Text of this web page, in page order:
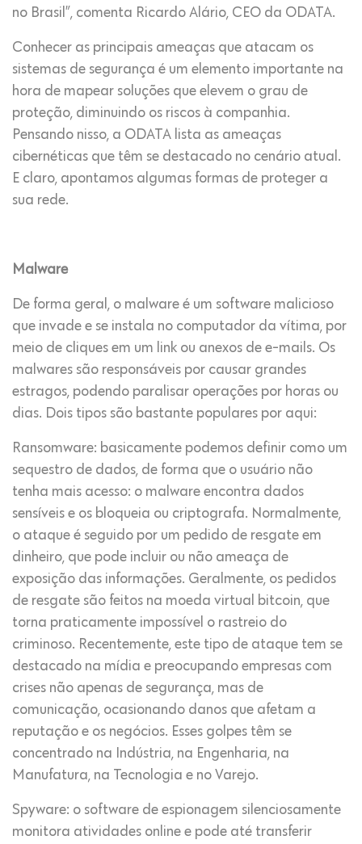
no Brasil”, comenta Ricardo Alário, CEO da ODATA.
Conhecer as principais ameaças que atacam os
sistemas de segurança é um elemento importante na
hora de mapear soluções que elevem o grau de
proteção, diminuindo os riscos à companhia.
Pensando nisso, a ODATA lista as ameaças
cibernéticas que têm se destacado no cenário atual.
E claro, apontamos algumas formas de proteger a
sua rede.
Malware
De forma geral, o malware é um software malicioso
que invade e se instala no computador da vítima, por
meio de cliques em um link ou anexos de e-mails. Os
malwares são responsáveis por causar grandes
estragos, podendo paralisar operações por horas ou
dias. Dois tipos são bastante populares por aqui:
Ransomware: basicamente podemos definir como um
sequestro de dados, de forma que o usuário não
tenha mais acesso: o malware encontra dados
sensíveis e os bloqueia ou criptografa. Normalmente,
o ataque é seguido por um pedido de resgate em
dinheiro, que pode incluir ou não ameaça de
exposição das informações. Geralmente, os pedidos
de resgate são feitos na moeda virtual bitcoin, que
torna praticamente impossível o rastreio do
criminoso. Recentemente, este tipo de ataque tem se
destacado na mídia e preocupando empresas com
crises não apenas de segurança, mas de
comunicação, ocasionando danos que afetam a
reputação e os negócios. Esses golpes têm se
concentrado na Indústria, na Engenharia, na
Manufatura, na Tecnologia e no Varejo.
Spyware: o software de espionagem silenciosamente
monitora atividades online e pode até transferir